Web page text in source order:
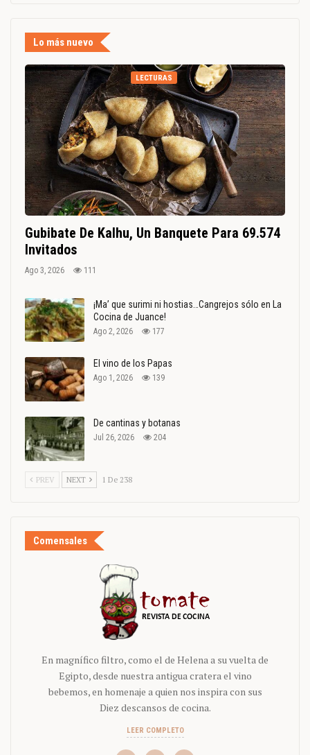
Lo más nuevo
LECTURAS
Gubibate De Kalhu, Un Banquete Para 69.574
Invitados
Ago 3, 2026 111
¡Ma’ que surimi ni hostias…Cangrejos sólo en La
Cocina de Juance!
Ago 2, 2026 177
El vino de los Papas
Ago 1, 2026 139
De cantinas y botanas
Jul 26, 2026 204
PREV NEXT 1 De 238
Comensales
En magnífico filtro, como el de Helena a su vuelta de
Egipto, desde nuestra antigua cratera el vino
bebemos, en homenaje a quien nos inspira con sus
Diez descansos de cocina.
LEER COMPLETO